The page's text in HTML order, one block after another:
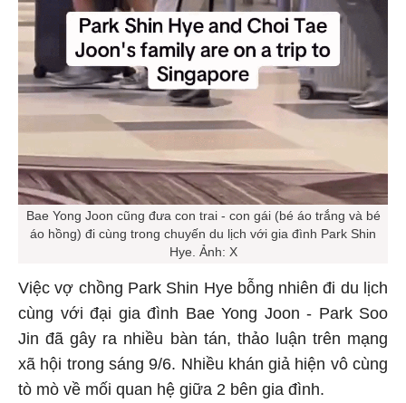
Bae Yong Joon cũng đưa con trai - con gái (bé áo trắng và bé
áo hồng) đi cùng trong chuyến du lịch với gia đình Park Shin
Hye. Ảnh: X
Việc vợ chồng Park Shin Hye bỗng nhiên đi du lịch
cùng với đại gia đình Bae Yong Joon - Park Soo
Jin đã gây ra nhiều bàn tán, thảo luận trên mạng
xã hội trong sáng 9/6. Nhiều khán giả hiện vô cùng
tò mò về mối quan hệ giữa 2 bên gia đình.